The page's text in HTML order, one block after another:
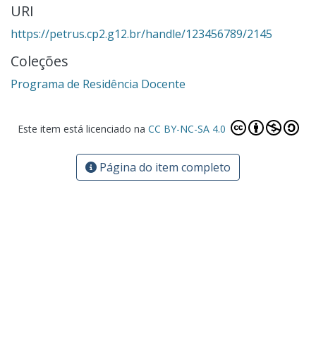
URI
https://petrus.cp2.g12.br/handle/123456789/2145
Coleções
Programa de Residência Docente
Este item está licenciado na CC BY-NC-SA 4.0
Página do item completo